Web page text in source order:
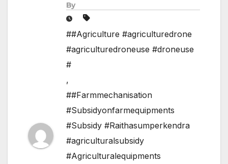
By
##Agriculture #agriculturedrone
#agriculturedroneuse #droneuse
#
,
##Farmmechanisation
#Subsidyonfarmequipments
#Subsidy #Raithasumperkendra
#agriculturalsubsidy
#Agriculturalequipments